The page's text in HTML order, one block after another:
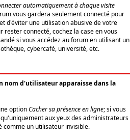
automatiquement à chaque visite
vous gardera seulement connecté pour
d'éviter une utilisation abusive de votre
connecté, cochez la case en vous
si vous accédez au forum en utilisant un
cybercafé, université, etc.
nom d'utilisateur apparaisse dans la
optionCacher sa présence en ligne; si vous
aux yeux des administrateurs
comme un utilisateur invisible.